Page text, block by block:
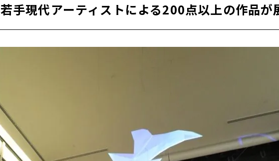
若手現代アーティストによる200点以上の作品が